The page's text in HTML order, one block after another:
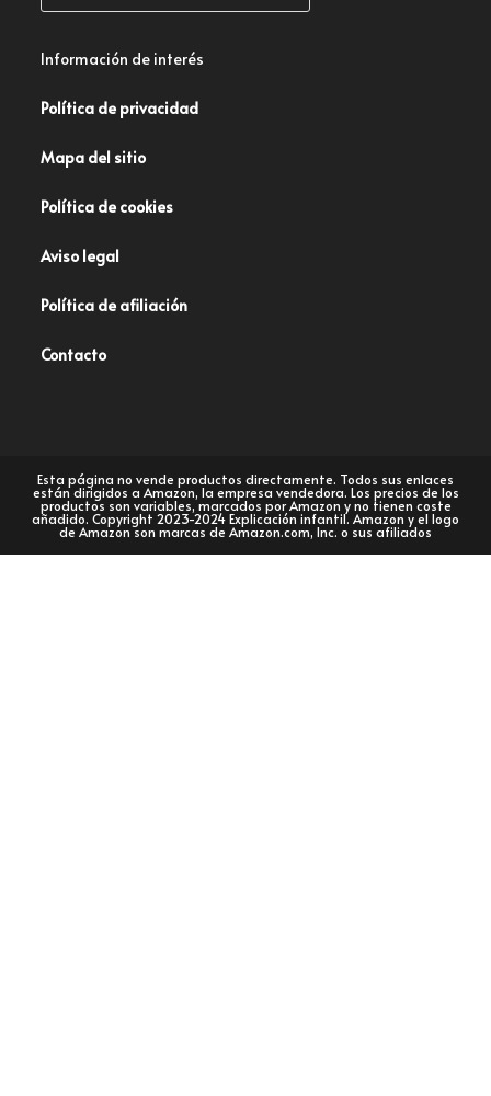
Información de interés
Política de privacidad
Mapa del sitio
Política de cookies
Aviso legal
Política de afiliación
Contacto
Esta página no vende productos directamente. Todos sus enlaces
están dirigidos a Amazon, la empresa vendedora. Los precios de los
productos son variables, marcados por Amazon y no tienen coste
añadido. Copyright 2023-2024 Explicación infantil. Amazon y el logo
de Amazon son marcas de Amazon.com, Inc. o sus afiliados